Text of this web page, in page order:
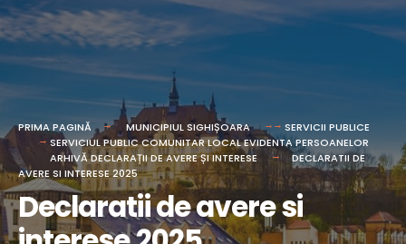
PRIMA PAGINĂ MUNICIPIUL SIGHIȘOARA
SERVICII PUBLICE
SERVICIUL PUBLIC COMUNITAR LOCAL EVIDENTA PERSOANELOR
ARHIVĂ DECLARAȚII DE AVERE ȘI INTERESE
DECLARATII DE
AVERE SI INTERESE 2025
Declaratii de avere si